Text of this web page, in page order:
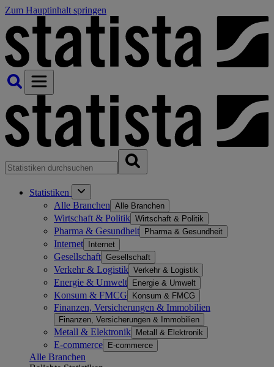
Zum Hauptinhalt springen
Statistiken
Alle Branchen Alle Branchen
Wirtschaft & Politik Wirtschaft & Politik
Pharma & Gesundheit Pharma & Gesundheit
Internet Internet
Gesellschaft Gesellschaft
Verkehr & Logistik Verkehr & Logistik
Energie & Umwelt Energie & Umwelt
Konsum & FMCG Konsum & FMCG
Finanzen, Versicherungen & Immobilien
Finanzen, Versicherungen & Immobilien
Metall & Elektronik Metall & Elektronik
E-commerce E-commerce
Alle Branchen